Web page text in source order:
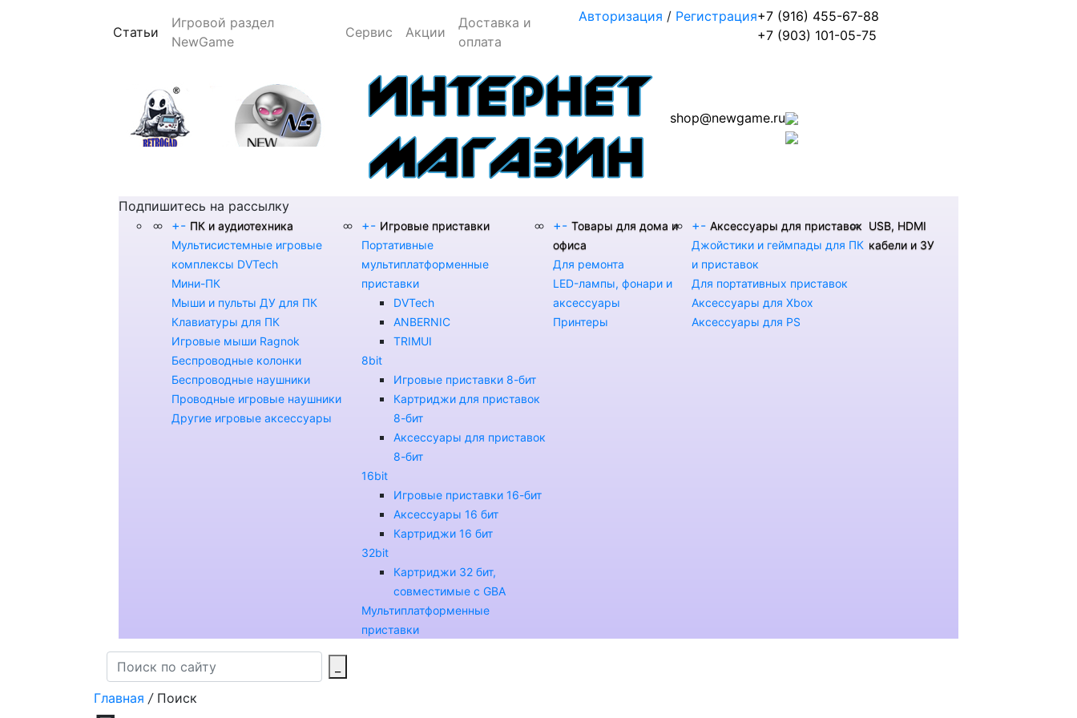
Статьи (current)
Игровой раздел
NewGame
Сервис Акции
Доставка и
оплата
Авторизация / Регистрация+7 (916) 455-67-88
+7 (903) 101-05-75
shop@newgame.ru
Подпишитесь на рассылку
+- ПК и аудиотехника
Мультисистемные игровые
комплексы DVTech
Мини-ПК
Мыши и пульты ДУ для ПК
Клавиатуры для ПК
Игровые мыши Ragnok
Беспроводные колонки
Беспроводные наушники
Проводные игровые наушники
Другие игровые аксессуары
+- Игровые приставки
Портативные
мультиплатформенные
приставки
DVTech
ANBERNIC
TRIMUI
8bit
Игровые приставки 8-бит
Картриджи для приставок
8-бит
Аксессуары для приставок
8-бит
16bit
Игровые приставки 16-бит
Аксессуары 16 бит
Картриджи 16 бит
32bit
Картриджи 32 бит,
совместимые с GBA
Мультиплатформенные
приставки
+- Товары для дома и
офиса
Для ремонта
LED-лампы, фонари и
аксессуары
Принтеры
+- Аксессуары для приставок
Джойстики и геймпады для ПК
и приставок
Для портативных приставок
Аксессуары для Xbox
Аксессуары для PS
USB, HDMI
кабели и ЗУ
Главная / Поиск